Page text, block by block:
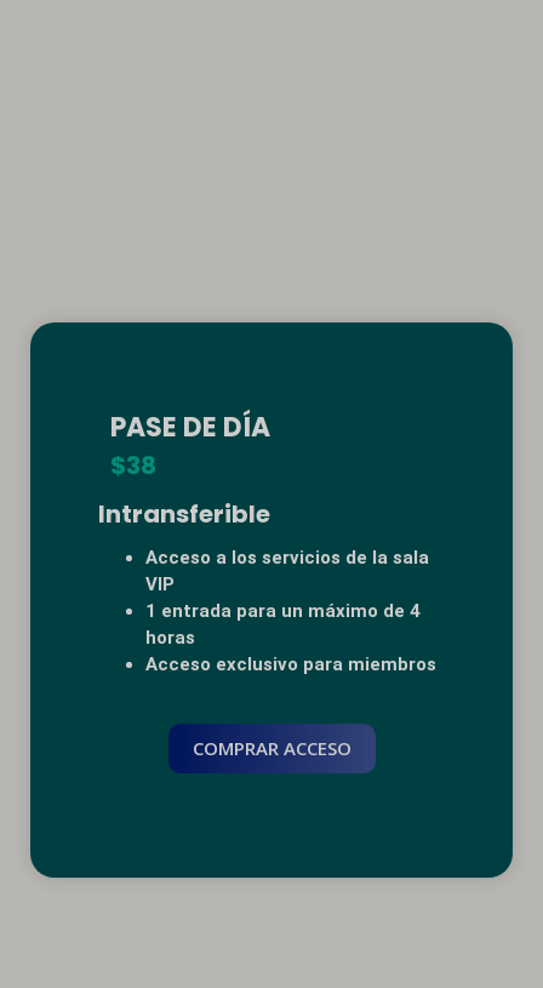
PASE DE DÍA
$38
Intransferible
Acceso a los servicios de la sala
VIP
1 entrada para un máximo de 4
horas
Acceso exclusivo para miembros
COMPRAR ACCESO